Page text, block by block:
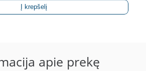
Į krepšelį
apie prekę